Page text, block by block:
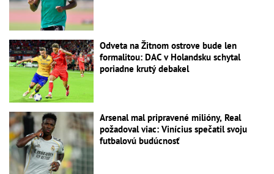
Odveta na Žitnom ostrove bude len
formalitou: DAC v Holandsku schytal
poriadne krutý debakel
Arsenal mal pripravené milióny, Real
požadoval viac: Vinícius spečatil svoju
futbalovú budúcnosť